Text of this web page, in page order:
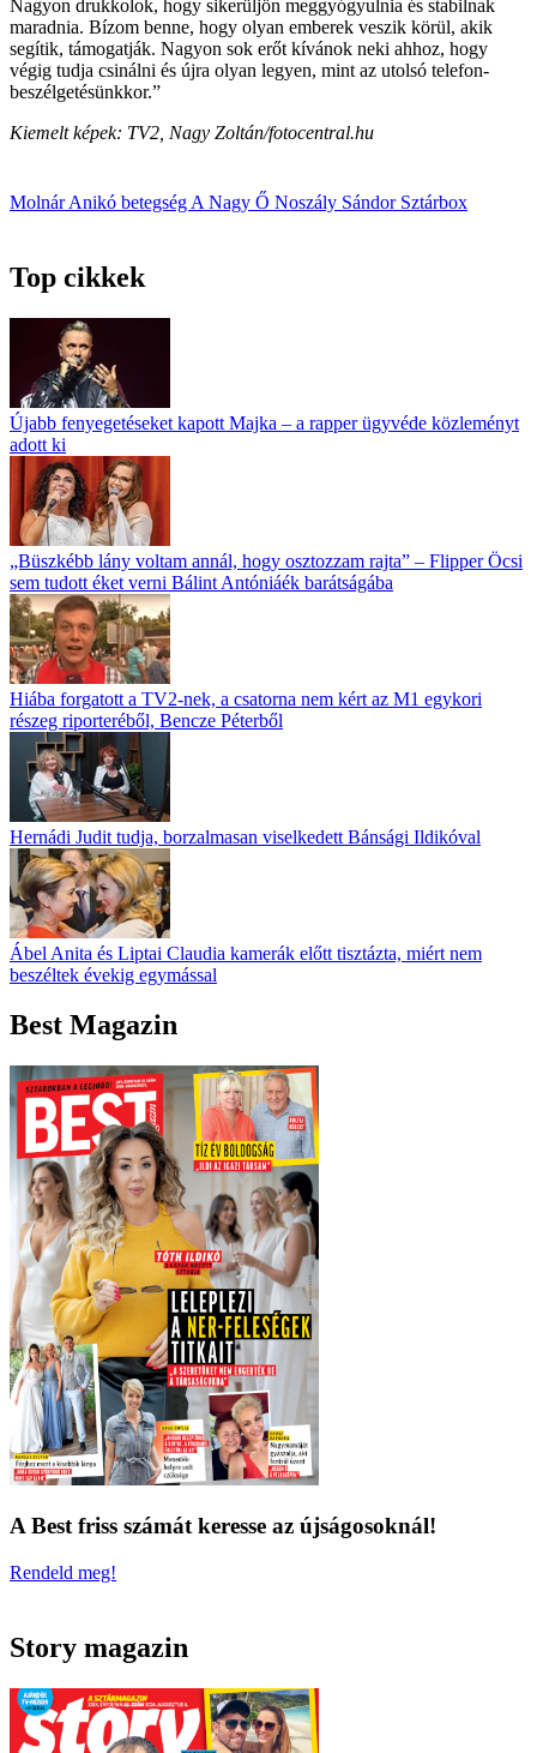
Nagyon drukkolok, hogy sikerüljön meggyógyulnia és stabilnak
maradnia. Bízom benne, hogy olyan emberek veszik körül, akik
segítik, támogatják. Nagyon sok erőt kívánok neki ahhoz, hogy
végig tudja csinálni és újra olyan legyen, mint az utolsó telefon­
beszélgetésünkkor.”
Kiemelt képek: TV2, Nagy Zoltán/fotocentral.hu
Molnár Anikó betegség A Nagy Ő Noszály Sándor Sztárbox
Top cikkek
Újabb fenyegetéseket kapott Majka – a rapper ügyvéde közleményt
adott ki
„Büszkébb lány voltam annál, hogy osztozzam rajta” – Flipper Öcsi
sem tudott éket verni Bálint Antóniáék barátságába
Hiába forgatott a TV2-nek, a csatorna nem kért az M1 egykori
részeg riporteréből, Bencze Péterből
Hernádi Judit tudja, borzalmasan viselkedett Bánsági Ildikóval
Ábel Anita és Liptai Claudia kamerák előtt tisztázta, miért nem
beszéltek évekig egymással
Best Magazin
A Best friss számát keresse az újságosoknál!
Rendeld meg!
Story magazin